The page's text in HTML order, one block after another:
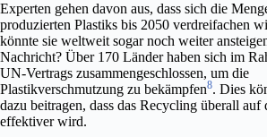
Experten gehen davon aus, dass sich die
produzierten Plastiks bis 2050 verdreifachen
könnte sie weltweit sogar noch weiter
Nachricht? Über 170 Länder haben sich im
UN-Vertrags zusammengeschlossen, um die
Plastikverschmutzung zu bekämpfen8. Dies
dazu beitragen, dass das Recycling überall auf
effektiver wird.